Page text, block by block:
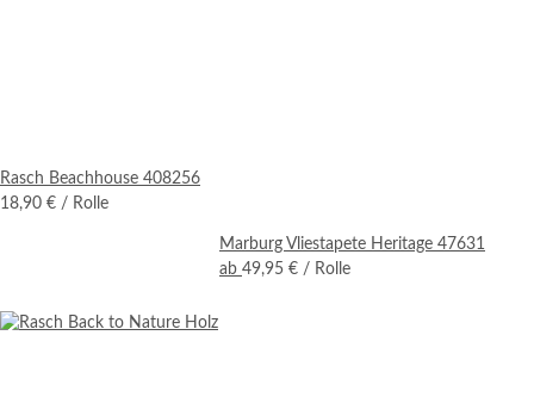
Rasch Beachhouse 408256
18,90 € / Rolle
Marburg Vliestapete Heritage 47631
ab 49,95 € / Rolle